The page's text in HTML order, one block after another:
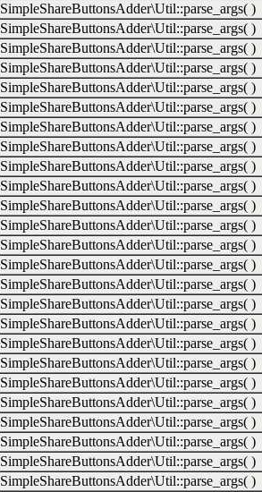
SimpleShareButtonsAdder\Util::parse_args( )
SimpleShareButtonsAdder\Util::parse_args( )
SimpleShareButtonsAdder\Util::parse_args( )
SimpleShareButtonsAdder\Util::parse_args( )
SimpleShareButtonsAdder\Util::parse_args( )
SimpleShareButtonsAdder\Util::parse_args( )
SimpleShareButtonsAdder\Util::parse_args( )
SimpleShareButtonsAdder\Util::parse_args( )
SimpleShareButtonsAdder\Util::parse_args( )
SimpleShareButtonsAdder\Util::parse_args( )
SimpleShareButtonsAdder\Util::parse_args( )
SimpleShareButtonsAdder\Util::parse_args( )
SimpleShareButtonsAdder\Util::parse_args( )
SimpleShareButtonsAdder\Util::parse_args( )
SimpleShareButtonsAdder\Util::parse_args( )
SimpleShareButtonsAdder\Util::parse_args( )
SimpleShareButtonsAdder\Util::parse_args( )
SimpleShareButtonsAdder\Util::parse_args( )
SimpleShareButtonsAdder\Util::parse_args( )
SimpleShareButtonsAdder\Util::parse_args( )
SimpleShareButtonsAdder\Util::parse_args( )
SimpleShareButtonsAdder\Util::parse_args( )
SimpleShareButtonsAdder\Util::parse_args( )
SimpleShareButtonsAdder\Util::parse_args( )
SimpleShareButtonsAdder\Util::parse_args( )